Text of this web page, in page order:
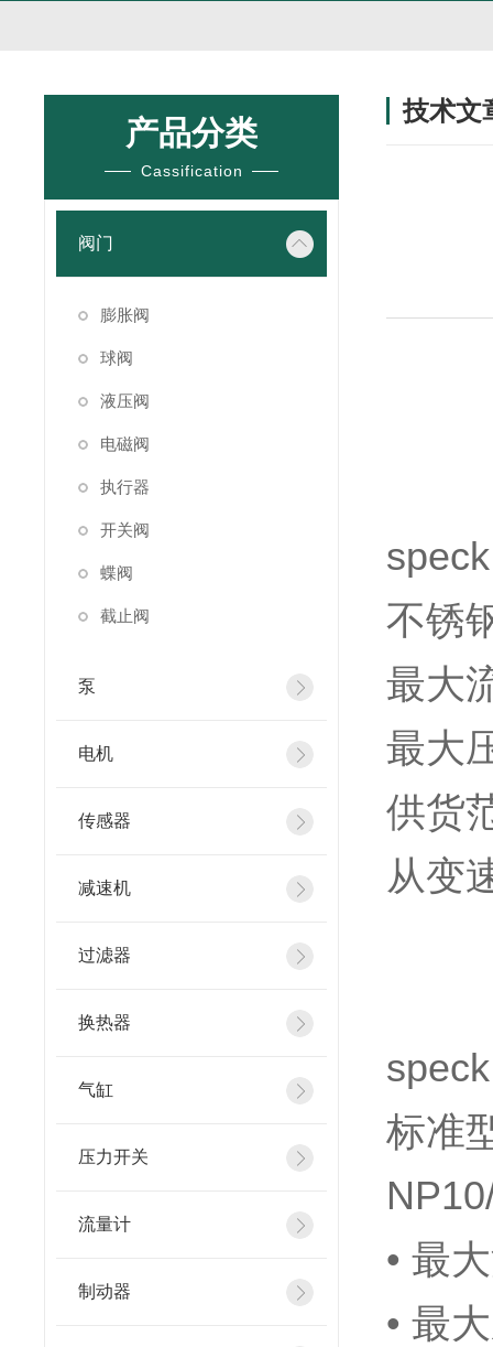
产品分类
Cassification
阀门
膨胀阀
球阀
液压阀
电磁阀
执行器
开关阀
蝶阀
截止阀
泵
电机
传感器
减速机
过滤器
换热器
气缸
压力开关
流量计
制动器
技术文
不锈
最大
最大
供货
从变
标准
• 最
• 最